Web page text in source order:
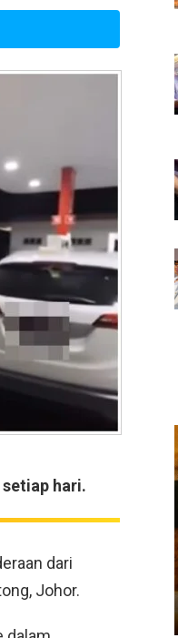
hari.
dari
Johor.